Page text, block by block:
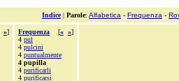
Indice| Parole: Alfabetica - Frequenza -
»]
Frequenza [« »]
4 pul
4 pulcini
4 puntualmente
4 pupilla
4 purificarli
4 purificarsi